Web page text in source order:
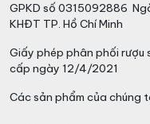
GPKD số 0315092886
KHĐT TP. Hồ Chí Minh
Giấy phép phân phối
cấp ngày 12/4/2021
Các sản phẩm của chúng